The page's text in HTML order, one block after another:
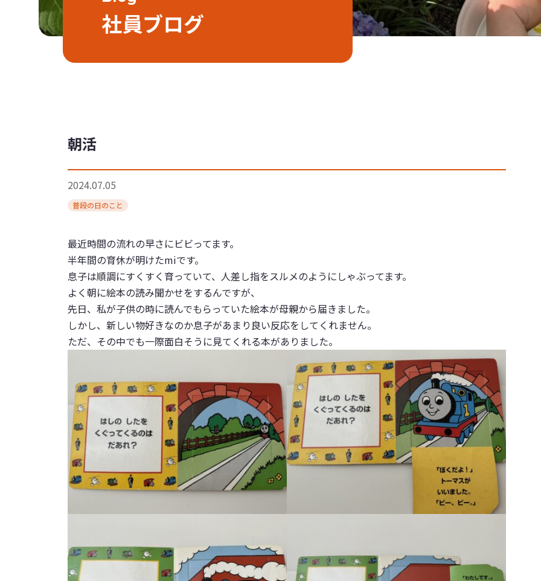
社員ブログ
朝活
2024.07.05
普段の日のこと
最近時間の流れの早さにビビってます。
半年間の育休が明けたmiです。
息子は順調にすくすく育っていて、人差し指をスルメのようにしゃぶってます。
よく朝に絵本の読み聞かせをするんですが、
先日、私が子供の時に読んでもらっていた絵本が母親から届きました。
しかし、新しい物好きなのか息子があまり良い反応をしてくれません。
ただ、その中でも一際面白そうに見てくれる本がありました。